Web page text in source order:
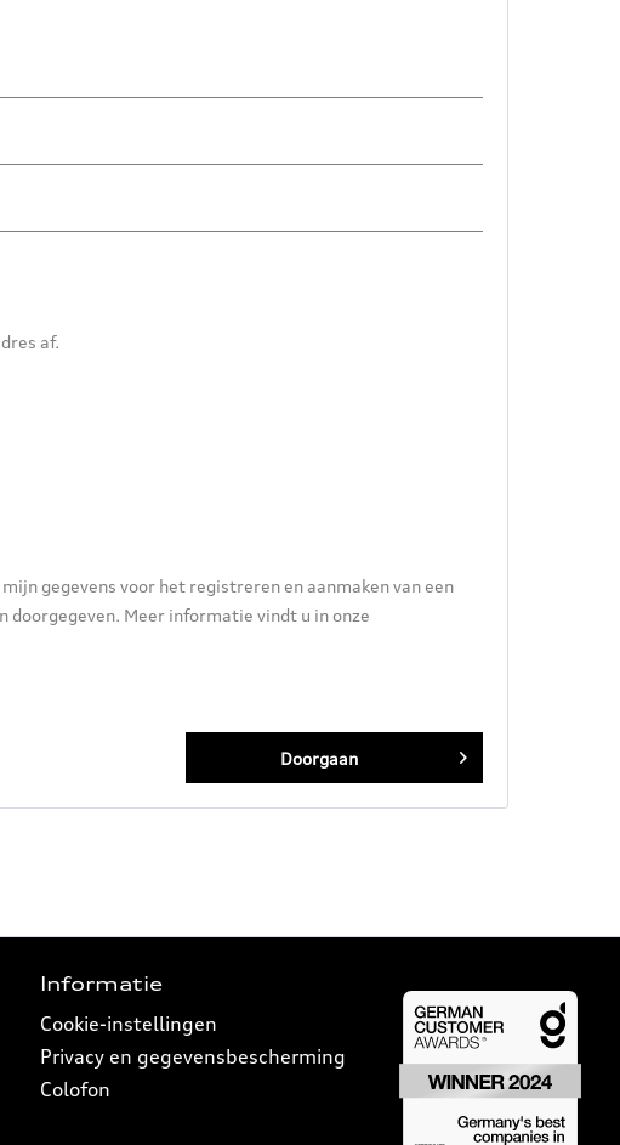
af.
gegevens voor het registreren en aanmaken van een
doorgegeven. Meer informatie vindt u in onze
Doorgaan
Informatie
Cookie-instellingen
Privacy en gegevensbescherming
Colofon